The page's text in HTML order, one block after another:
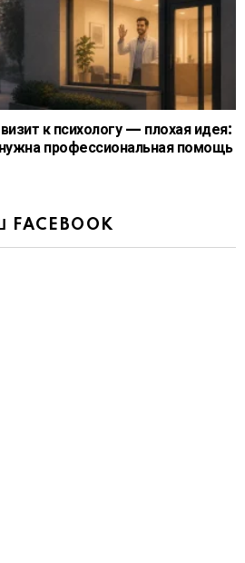
к психологу — плохая идея:
профессиональная помощь
FACEBOOK